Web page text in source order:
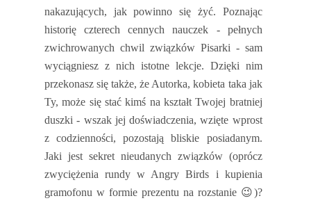
nakazujących, jak powinno się żyć. Poznając
historię czterech cennych nauczek - pełnych
zwichrowanych chwil związków Pisarki - sam
wyciągniesz z nich istotne lekcje. Dzięki nim
przekonasz się także, że Autorka, kobieta taka jak
Ty, może się stać kimś na kształt Twojej bratniej
duszki - wszak jej doświadczenia, wzięte wprost
z codzienności, pozostają bliskie posiadanym.
Jaki jest sekret nieudanych związków (oprócz
zwyciężenia rundy w Angry Birds i kupienia
gramofonu w formie prezentu na rozstanie 😉)?